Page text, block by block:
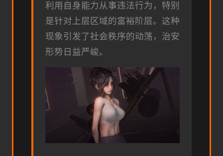
利用自身能力从事违法行为，特别
是针对上层区域的富裕阶层。这种
现象引发了社会秩序的动荡，治安
形势日益严峻。